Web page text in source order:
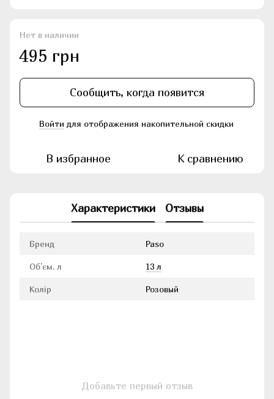
Нет в наличии
495 грн
Сообщить, когда появится
Войти для отображения накопительной скидки
В избранное К сравнению
Характеристики Отзывы
Бренд Paso
Об'єм, л 13 л
Колір Розовый
Добавьте первый отзыв